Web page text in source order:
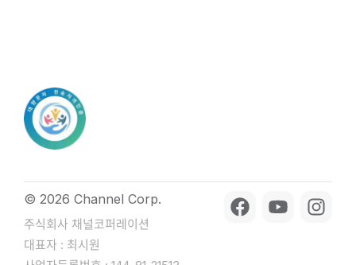
© 2026 Channel Corp.
주식회사 채널코퍼레이션
대표자 : 최시원